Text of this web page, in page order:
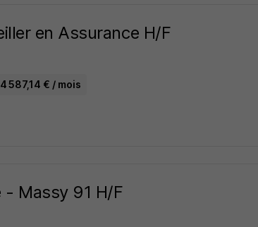
en Assurance H/F
587,14 € / mois
Massy 91 H/F